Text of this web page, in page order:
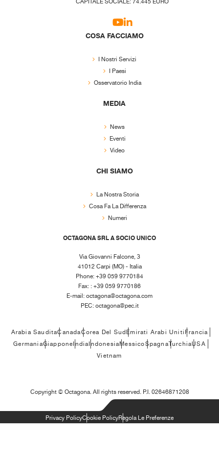
COSA FACCIAMO
I Nostri Servizi
I Paesi
Osservatorio India
MEDIA
News
Eventi
Video
CHI SIAMO
La Nostra Storia
Cosa Fa La Differenza
Numeri
OCTAGONA SRL A SOCIO UNICO
Via Giovanni Falcone, 3
41012 Carpi (MO) - Italia
Phone: +39 059 9770184
Fax: : +39 059 9770186
E-mail:octagona@octagona.com
PEC:octagona@pec.it
Arabia SauditaCanadaCorea Del SudEmirati Arabi UnitiFrancia
GermaniaGiapponeIndiaIndonesiaMessicoSpagnaTurchiaUSA
Vietnam
Copyright ©Octagona. All rights reserved. P.I. 02646871208
Privacy PolicyCookie PolicyRegola Le Preferenze